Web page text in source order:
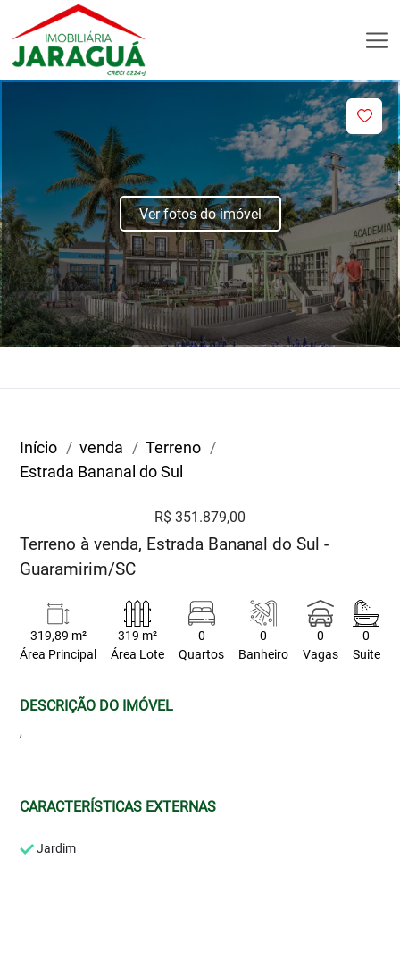
Ver fotos do imóvel
Início venda
Terreno
Estrada Bananal do Sul
R$ 351.879,00
Terreno à venda, Estrada Bananal do Sul -
Guaramirim/SC
319,89 m²
Área Principal
319 m²
Área Lote
0
Quartos
0
Banheiro
0
Vagas
0
Suite
DESCRIÇÃO DO IMÓVEL
,
CARACTERÍSTICAS EXTERNAS
Jardim